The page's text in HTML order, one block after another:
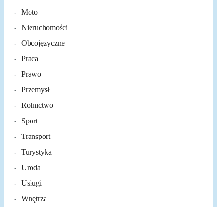
Moto
Nieruchomości
Obcojęzyczne
Praca
Prawo
Przemysł
Rolnictwo
Sport
Transport
Turystyka
Uroda
Usługi
Wnętrza